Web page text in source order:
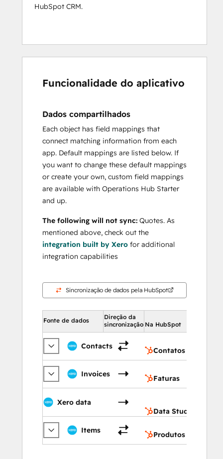
HubSpot CRM.
Funcionalidade do aplicativo
Dados compartilhados
Each object has field mappings that
connect matching information from each
app. Default mappings are listed below. If
you want to change these default mappings
or create your own, custom field mappings
are available with Operations Hub Starter
and up.
The following will not sync: Quotes. As
mentioned above, check out the
integration built by Xero for additional
integration capabilities
Sincronização de dados pela HubSpot
Fonte de dados
Direção da
sincronização Na HubSpot
Contacts
Contatos
Invoices
Faturas
Xero data
Data Studio
Items
Produtos